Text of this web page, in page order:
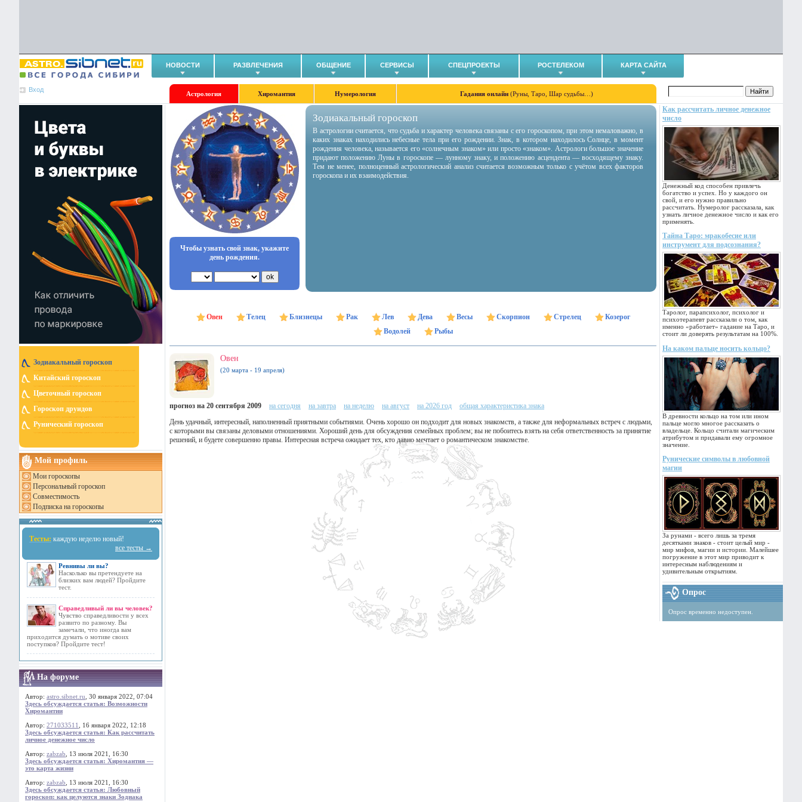
НОВОСТИ РАЗВЛЕЧЕНИЯ ОБЩЕНИЕ СЕРВИСЫ СПЕЦПРОЕКТЫ РОСТЕЛЕКОМ КАРТА САЙТА
Вход
Астрология Хиромантия Нумерология Гадания онлайн (Руны, Таро, Шар судьбы…)
Зодиакальный гороскоп
Китайский гороскоп
Цветочный гороскоп
Гороскоп друидов
Рунический гороскоп
Мой профиль
Мои гороскопы
Персональный гороскоп
Совместимость
Подписка на гороскопы
Тесты: каждую неделю новый!
все тесты →
Ревнивы ли вы?
Насколько вы претендуете на
близких вам людей? Пройдите
тест.
Справедливый ли вы человек?
Чувство справедливости у всех
развито по разному. Вы
замечали, что иногда вам
приходится думать о мотиве своих
поступков? Пройдите тест!
На форуме
Автор: astro.sibnet.ru , 30 января 2022, 07:04
Здесь обсуждается статья: Возможности
Хиромантии
Автор: 271033511
, 16 января 2022, 12:18
Здесь обсуждается статья: Как рассчитать
личное денежное число
Автор: zabzab , 13 июля 2021, 16:30
Здесь обсуждается статья: Хиромантия —
это карта жизни
Автор: zabzab , 13 июля 2021, 16:30
Здесь обсуждается статья: Любовный
гороскоп: как целуются знаки Зодиака
Как рассчитать личное денежное
число
Денежный код способен привлечь
богатство и успех. Но у каждого он
свой, и его нужно правильно
рассчитать. Нумеролог рассказала, как
узнать личное денежное число и как его
применять.
Тайна Таро: мракобесие или
инструмент для подсознания?
Таролог, парапсихолог, психолог и
психотерапевт рассказали о том, как
именно «работает» гадание на Таро, и
стоит ли доверять результатам на 100%.
На каком пальце носить кольцо?
В древности кольцо на том или ином
пальце могло многое рассказать о
владельце. Кольцо считали магическим
атрибутом и придавали ему огромное
значение.
Рунические символы в любовной
магии
За рунами - всего лишь за тремя
десятками знаков - стоит целый мир -
мир мифов, магии и истории. Малейшее
погружение в этот мир приводит к
интересным наблюдениям и
удивительным открытиям.
Опрос
Опрос временно недоступен.
Чтобы узнать свой знак, укажите
день рождения.
Зодиакальный гороскоп
В астрологии считается, что судьба и характер человека связаны с его гороскопом, при этом немаловажно, в
каких знаках находились небесные тела при его рождении. Знак, в котором находилось Солнце, в момент
рождения человека, называется его «солнечным знаком» или просто «знаком». Астрологи большое значение
придают положению Луны в гороскопе — лунному знаку, и положению асцендента — восходящему знаку.
Тем не менее, полноценный астрологический анализ считается возможным только с учётом всех факторов
гороскопа и их взаимодействия.
Овен Телец Близнецы Рак Лев Дева Весы Скорпион Стрелец
Козерог
Водолей
Рыбы
Овен
(20 марта - 19 апреля)
прогноз на 20 сентября 2009 на сегодня на завтра на неделю на август на 2026 год
общая характеристика знака
День удачный, интересный, наполненный приятными событиями. Очень хорошо он подходит для новых знакомств, а также для неформальных встреч с людьми,
с которыми вы связаны деловыми отношениями. Хороший день для обсуждения семейных проблем; вы не побоитесь взять на себя ответственность за принятие
решений, и будете совершенно правы. Интересная встреча ожидает тех, кто давно мечтает о романтическом знакомстве.